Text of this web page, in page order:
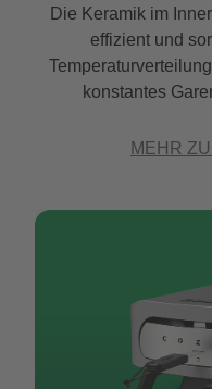
Die Keramik im
effizient und
konstantes
MEHR